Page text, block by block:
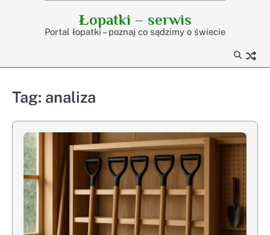
Łopatki – serwis
Portal łopatki – poznaj co sądzimy o świecie
Tag: analiza